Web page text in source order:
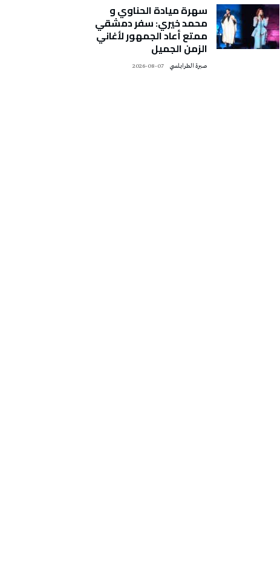
سهرة ميادة الحناوي و
محمد خيري: سفر دمشقي
ممتع أعاد الجمهور لأغاني
الزمن الجميل
صبرة الطرابلسي 2026-08-07